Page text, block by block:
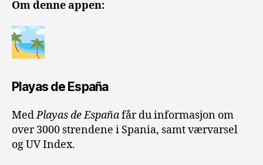
Om denne appen:
Playas de España
MedPlayas de Españafår du informasjon om
over 3000 strendene i Spania, samt værvarsel
og UV Index.